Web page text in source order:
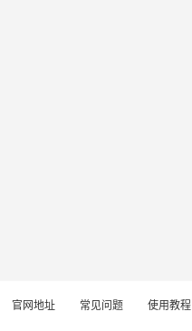
官网地址 常见问题 使用教程